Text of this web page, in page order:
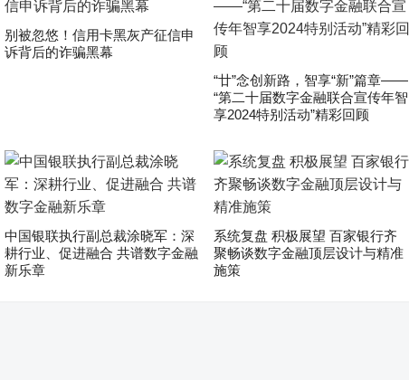
别被忽悠！信用卡黑灰产征信申
诉背后的诈骗黑幕
“廿”念创新路，智享“新”篇章——
“第二十届数字金融联合宣传年智
享2024特别活动”精彩回顾
中国银联执行副总裁涂晓军：深
耕行业、促进融合 共谱数字金融
新乐章
系统复盘 积极展望 百家银行齐
聚畅谈数字金融顶层设计与精准
施策